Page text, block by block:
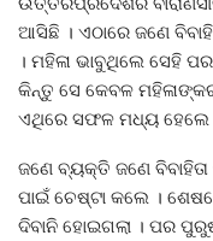
ଆସିଛି । ଏଠାରେ ଜଣେ
। ମହିଳା ଭାବୁଥିଲେ ସେହି
କିନ୍ତୁ ସେ କେବଳ
ଏଥିରେ ସଫଳ ମଧ୍ୟ ହେଲେ
ଜଣେ ବ୍ୟକ୍ତି ଜଣେ
ପାଇଁ ଚେଷ୍ଟା କଲେ ।
ଦିବାନି ହୋଇଗଲା । ପର